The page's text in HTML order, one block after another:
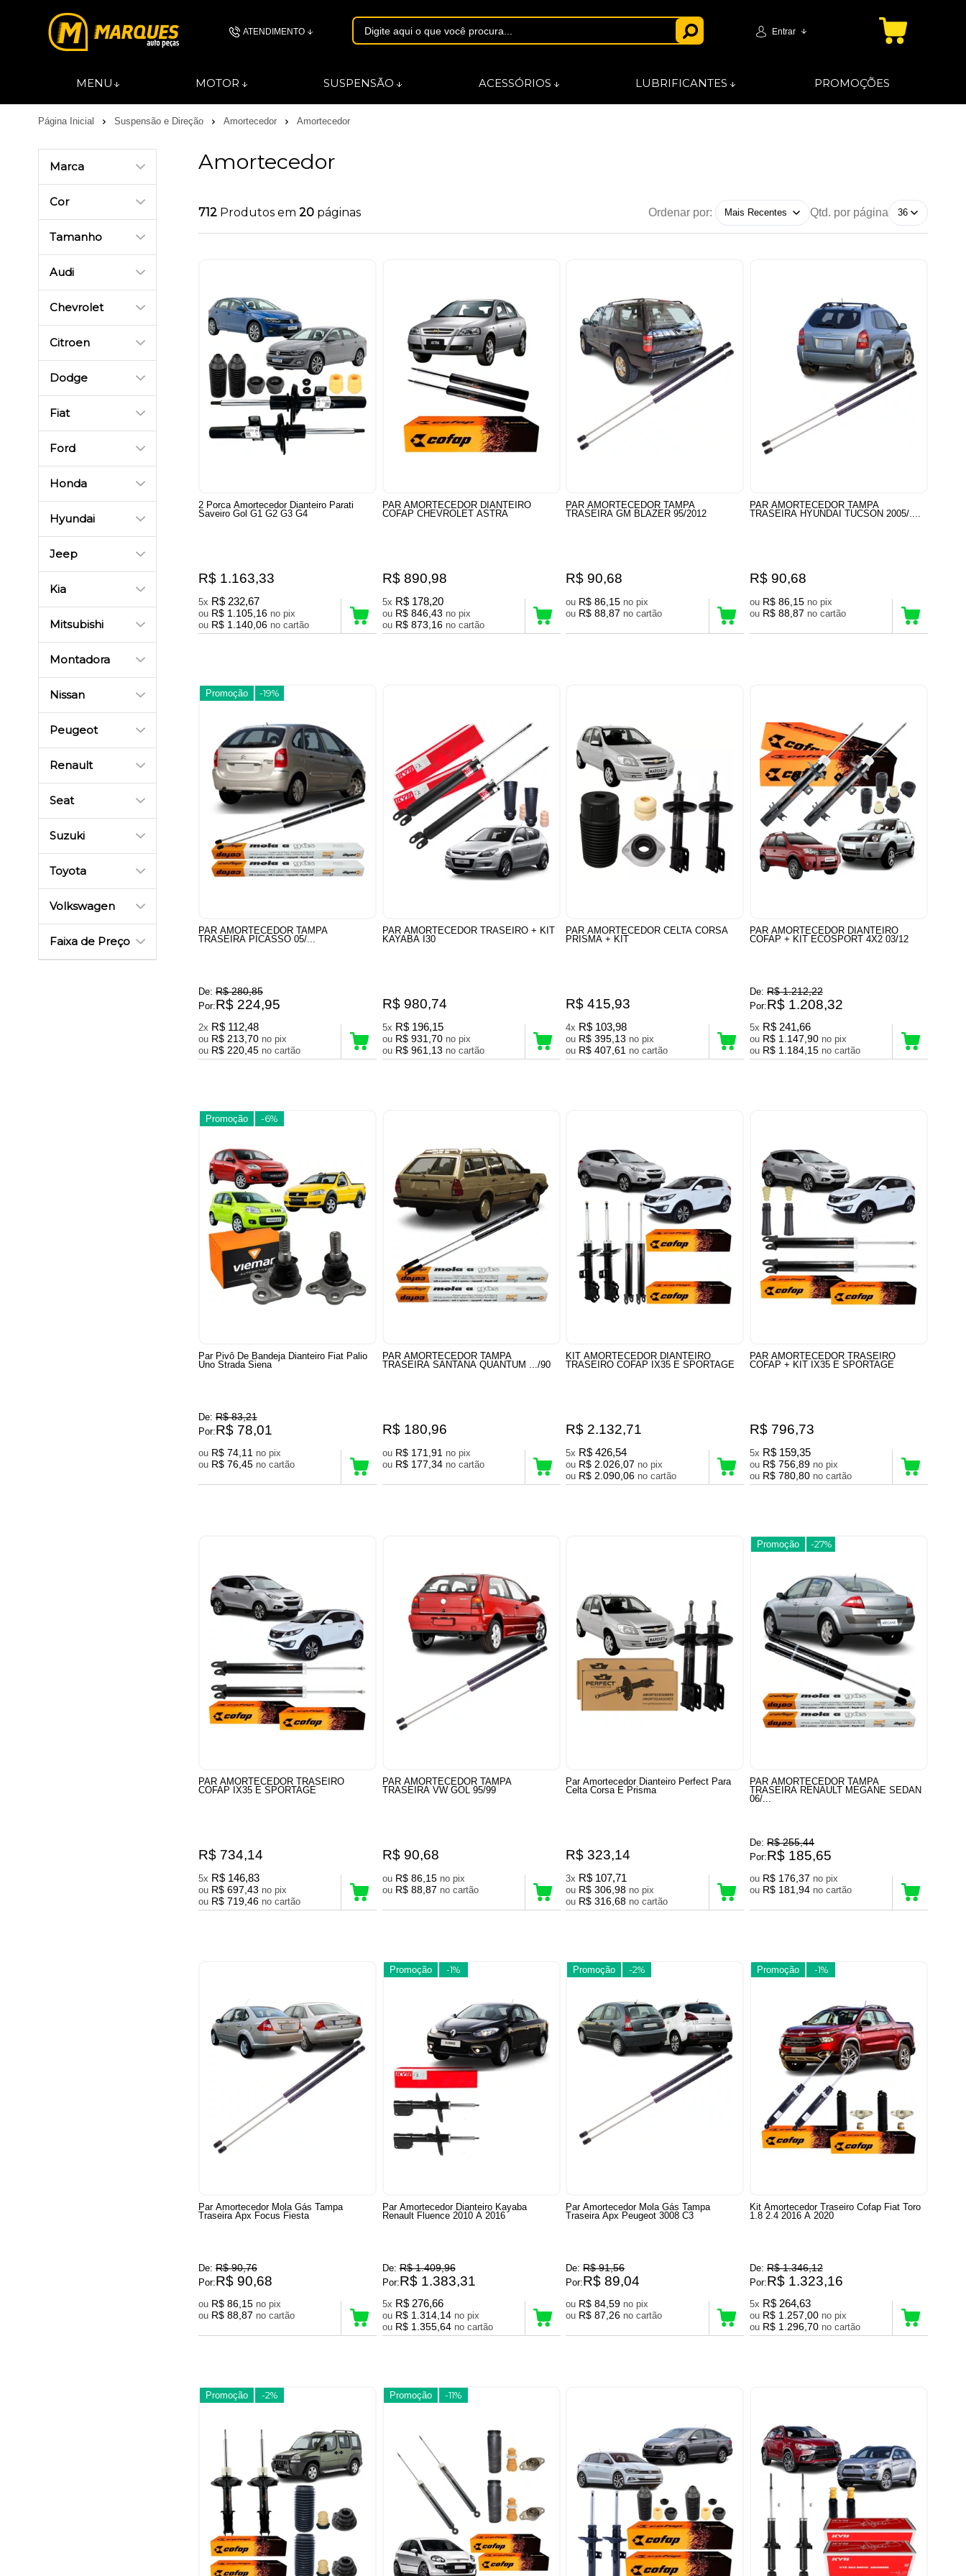
ATENDIMENTO Entrar
MENU MOTOR SUSPENSÃO ACESSÓRIOS LUBRIFICANTES PROMOÇÕES
Página Inicial Suspensão e Direção Amortecedor Amortecedor
Marca
Cor
Tamanho
Audi
Chevrolet
Citroen
Dodge
Fiat
Ford
Honda
Hyundai
Jeep
Kia
Mitsubishi
Montadora
Nissan
Peugeot
Renault
Seat
Suzuki
Toyota
Volkswagen
Faixa de Preço
Amortecedor
712 Produtos em 20 páginas Ordenar por: Qtd. por página
2 Porca Amortecedor Dianteiro Parati
Saveiro Gol G1 G2 G3 G4
R$ 1.163,33
5x R$ 232,67
ou R$ 1.105,16
no pix
ou R$ 1.140,06 no cartão
PAR AMORTECEDOR DIANTEIRO
COFAP CHEVROLET ASTRA
R$ 890,98
5x R$ 178,20
ou R$ 846,43
no pix
ou R$ 873,16 no cartão
PAR AMORTECEDOR TAMPA
TRASEIRA GM BLAZER 95/2012
R$ 90,68
ou R$ 86,15
no pix
ou R$ 88,87 no cartão
PAR AMORTECEDOR TAMPA
TRASEIRA HYUNDAI TUCSON 2005/....
R$ 90,68
ou R$ 86,15
no pix
ou R$ 88,87 no cartão
Promoção -19%
PAR AMORTECEDOR TAMPA
TRASEIRA PICASSO 05/...
De: R$ 280,85
Por:R$ 224,95
2x R$ 112,48
ou R$ 213,70
no pix
ou R$ 220,45 no cartão
PAR AMORTECEDOR TRASEIRO + KIT
KAYABA I30
R$ 980,74
5x R$ 196,15
ou R$ 931,70
no pix
ou R$ 961,13 no cartão
PAR AMORTECEDOR CELTA CORSA
PRISMA + KIT
R$ 415,93
4x R$ 103,98
ou R$ 395,13
no pix
ou R$ 407,61 no cartão
PAR AMORTECEDOR DIANTEIRO
COFAP + KIT ECOSPORT 4X2 03/12
De: R$ 1.212,22
Por:R$ 1.208,32
5x R$ 241,66
ou R$ 1.147,90
no pix
ou R$ 1.184,15 no cartão
Promoção -6%
Par Pivô De Bandeja Dianteiro Fiat Palio
Uno Strada Siena
De: R$ 83,21
Por:R$ 78,01
ou R$ 74,11
no pix
ou R$ 76,45 no cartão
PAR AMORTECEDOR TAMPA
TRASEIRA SANTANA QUANTUM .../90
R$ 180,96
ou R$ 171,91
no pix
ou R$ 177,34 no cartão
KIT AMORTECEDOR DIANTEIRO
TRASEIRO COFAP IX35 E SPORTAGE
R$ 2.132,71
5x R$ 426,54
ou R$ 2.026,07
no pix
ou R$ 2.090,06 no cartão
PAR AMORTECEDOR TRASEIRO
COFAP + KIT IX35 E SPORTAGE
R$ 796,73
5x R$ 159,35
ou R$ 756,89
no pix
ou R$ 780,80 no cartão
PAR AMORTECEDOR TRASEIRO
COFAP IX35 E SPORTAGE
R$ 734,14
5x R$ 146,83
ou R$ 697,43
no pix
ou R$ 719,46 no cartão
PAR AMORTECEDOR TAMPA
TRASEIRA VW GOL 95/99
R$ 90,68
ou R$ 86,15
no pix
ou R$ 88,87 no cartão
Par Amortecedor Dianteiro Perfect Para
Celta Corsa E Prisma
R$ 323,14
3x R$ 107,71
ou R$ 306,98
no pix
ou R$ 316,68 no cartão
Promoção -27%
PAR AMORTECEDOR TAMPA
TRASEIRA RENAULT MEGANE SEDAN
06/...
De: R$ 255,44
Por:R$ 185,65
ou R$ 176,37
no pix
ou R$ 181,94 no cartão
Par Amortecedor Mola Gás Tampa
Traseira Apx Focus Fiesta
De: R$ 90,76
Por:R$ 90,68
ou R$ 86,15
no pix
ou R$ 88,87 no cartão
Promoção -1%
Par Amortecedor Dianteiro Kayaba
Renault Fluence 2010 A 2016
De: R$ 1.409,96
Por:R$ 1.383,31
5x R$ 276,66
ou R$ 1.314,14
no pix
ou R$ 1.355,64 no cartão
Promoção -2%
Par Amortecedor Mola Gás Tampa
Traseira Apx Peugeot 3008 C3
De: R$ 91,56
Por:R$ 89,04
ou R$ 84,59
no pix
ou R$ 87,26 no cartão
Promoção -1%
Kit Amortecedor Traseiro Cofap Fiat Toro
1.8 2.4 2016 A 2020
De: R$ 1.346,12
Por:R$ 1.323,16
5x R$ 264,63
ou R$ 1.257,00
no pix
ou R$ 1.296,70 no cartão
Promoção -2% Promoção -11%